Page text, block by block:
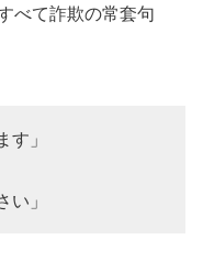
べて詐欺の常套句
す」
い」